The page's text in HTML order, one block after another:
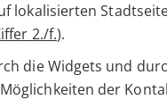
lokalisierten
2./f.).
die Widgets und
der